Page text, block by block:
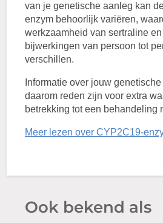
van je genetische aanleg kan
enzym behoorlijk variëren,
werkzaamheid van sertraline
bijwerkingen van persoon tot
verschillen.
Informatie over jouw
daarom reden zijn voor extra
betrekking tot een behandeling
Meer lezen over CYP2C19-
Ook bekend als